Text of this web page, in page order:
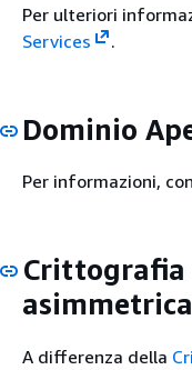
Per ulteriori
Services
.
Dominio
Per informazioni,
Crittografia
asimmetrica
A differenza della